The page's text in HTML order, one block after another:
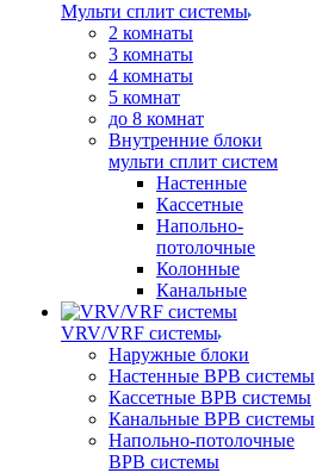
Мульти сплит системы
2 комнаты
3 комнаты
4 комнаты
5 комнат
до 8 комнат
Внутренние блоки
мульти сплит систем
Настенные
Кассетные
Напольно-
потолочные
Колонные
Канальные
VRV/VRF системы
Наружные блоки
Настенные ВРВ системы
Кассетные ВРВ системы
Канальные ВРВ системы
Напольно-потолочные
ВРВ системы